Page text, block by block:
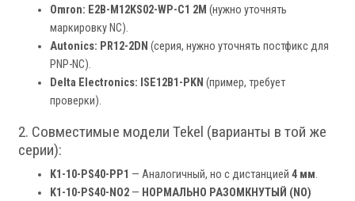
Omron: E2B-M12KS02-WP-C1 2M (нужно уточнять
маркировку NC).
Autonics: PR12-2DN (серия, нужно уточнять постфикс для
PNP-NC).
Delta Electronics: ISE12B1-PKN (пример, требует
проверки).
2. Совместимые модели Tekel (варианты в той же
серии):
K1-10-PS40-PP1 — Аналогичный, но с дистанцией 4 мм.
K1-10-PS40-NO2 — НОРМАЛЬНО РАЗОМКНУТЫЙ (NO)